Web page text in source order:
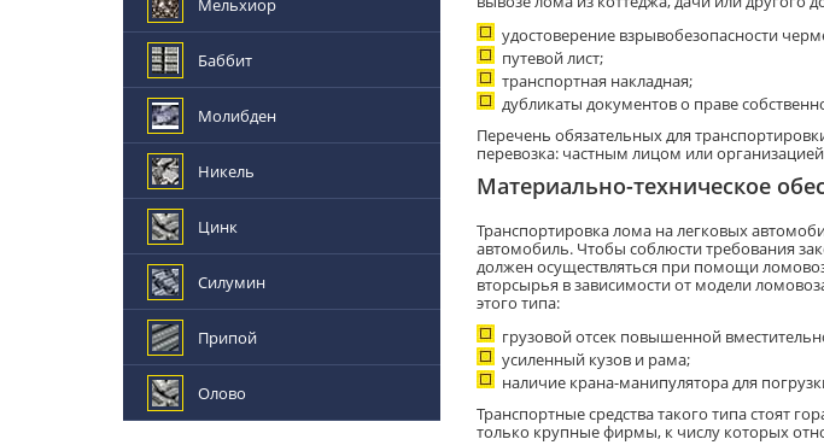
удостоверение взрывобезопасности
путевой лист;
транспортная накладная;
дубликаты документов о праве
Перечень обязательных для
перевозка: частным лицом или
Материально-техническое
Транспортировка лома на легковых
автомобиль. Чтобы соблюсти требования
должен осуществляться при помощи
вторсырья в зависимости от модели
этого типа:
грузовой отсек повышенной
усиленный кузов и рама;
наличие крана-манипулятора для
Транспортные средства такого типа стоят
только крупные фирмы, к числу которых
Баббит
Молибден
Никель
Цинк
Силумин
Припой
Олово